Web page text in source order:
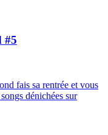
#5
fais sa rentrée et vous
dénichées sur